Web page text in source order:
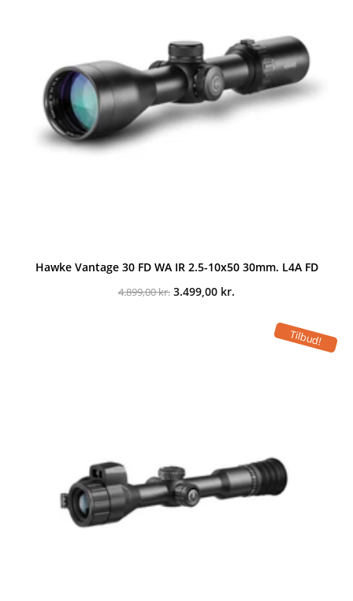
Hawke Vantage 30 FD WA IR 2.5-10x50 30mm. L4A FD
4.899,00kr. Den
3.499,00 kr.
3.499,00 kr..Tilbud!